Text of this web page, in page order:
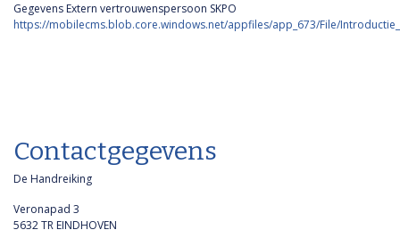
Gegevens Extern vertrouwenspersoon SKPO
https://mobilecms.blob.core.windows.net/appfiles/app_673/File/
Contactgegevens
De Handreiking
Veronapad 3
5632 TR EINDHOVEN